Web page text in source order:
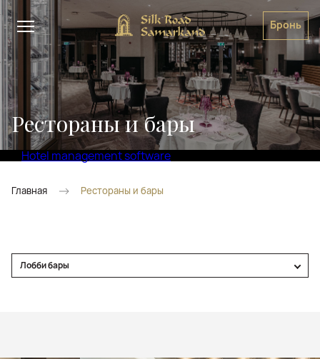
Бронь
Рестораны и бары
Hotel management software
Главная Рестораны и бары
Лобби бары